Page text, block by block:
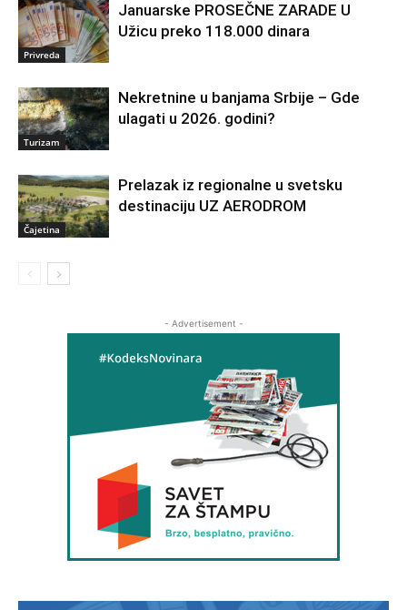
Privreda
Januarske PROSEČNE ZARADE U
Užicu preko 118.000 dinara
Turizam
Nekretnine u banjama Srbije – Gde
ulagati u 2026. godini?
Čajetina
Prelazak iz regionalne u svetsku
destinaciju UZ AERODROM
- Advertisement -